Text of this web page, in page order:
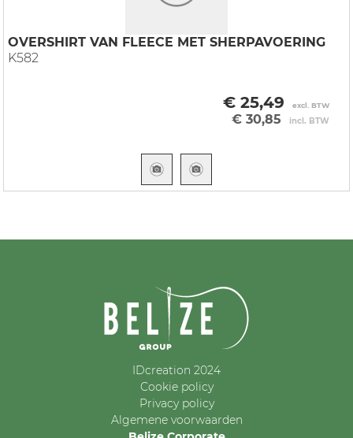
OVERSHIRT VAN FLEECE MET SHERPAVOERING
K582
€ 25,49 excl. BTW
€ 30,85 incl. BTW
IDcreation 2024
Cookie policy
Privacy policy
Algemene voorwaarden